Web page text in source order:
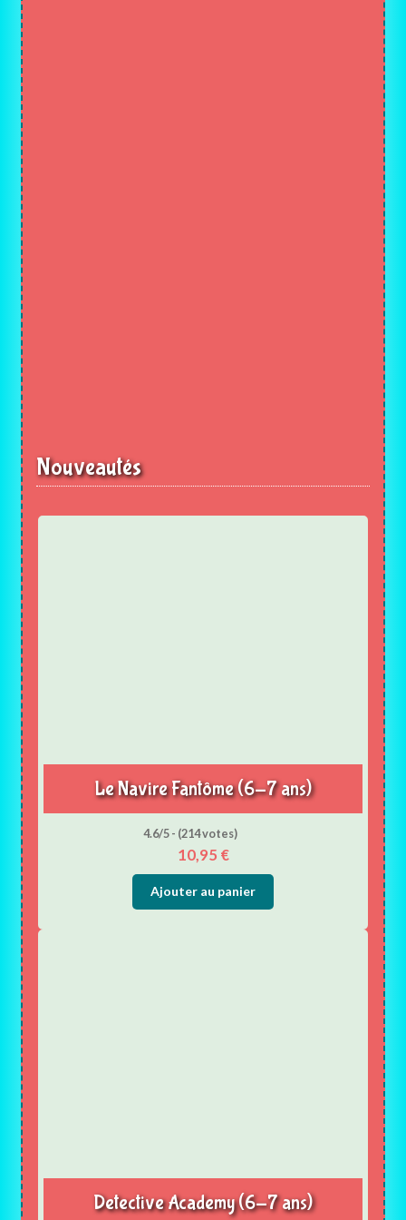
Nouveautés
Le Navire Fantôme (6-7 ans)
4.6/5 - (214 votes)
10,95 €
Ajouter au panier
Detective Academy (6-7 ans)